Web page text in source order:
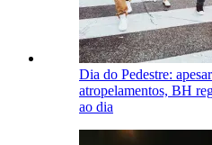
Dia do Pedestre:
atropelamentos, BH
ao dia